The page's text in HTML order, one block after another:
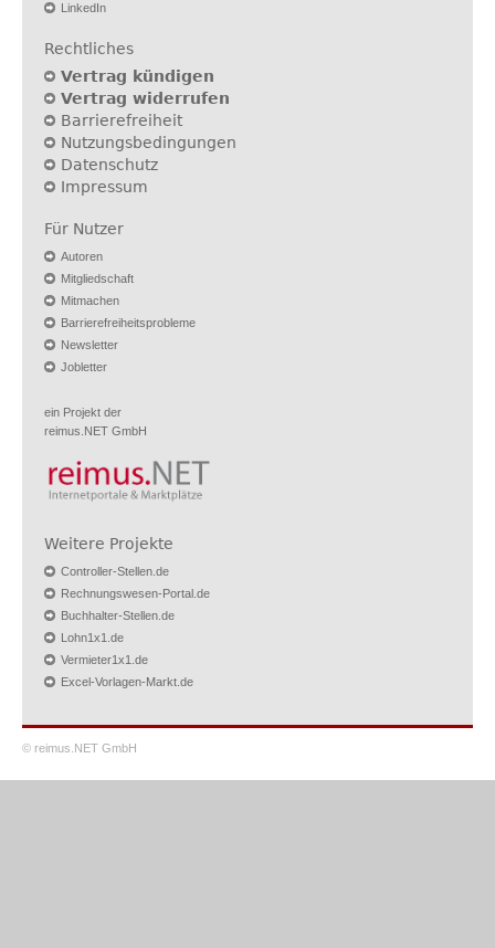
LinkedIn
Rechtliches
Vertrag kündigen
Vertrag widerrufen
Barrierefreiheit
Nutzungsbedingungen
Datenschutz
Impressum
Für Nutzer
Autoren
Mitgliedschaft
Mitmachen
Barrierefreiheitsprobleme
Newsletter
Jobletter
ein Projekt der
reimus.NET GmbH
Weitere Projekte
Controller-Stellen.de
Rechnungswesen-Portal.de
Buchhalter-Stellen.de
Lohn1x1.de
Vermieter1x1.de
Excel-Vorlagen-Markt.de
© reimus.NET GmbH